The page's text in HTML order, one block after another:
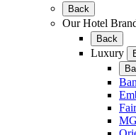
Back
Our Hotel
Back
Luxury